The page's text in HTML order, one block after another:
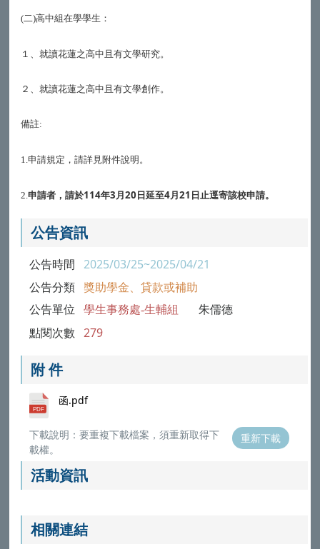
(二)高中組在學學生：
１、就讀花蓮之高中且有文學研究。
２、就讀花蓮之高中且有文學創作。
備註:
1.申請規定，請詳見附件說明。
2.申請者，請於114年3 月20 日延至4月21 日止逕寄該校申請。
公告資訊
公告時間 2025/03/25~2025/04/21
公告分類 獎助學金、貸款或補助
公告單位 學生事務處-生輔組 朱儒德
點閱次數 279
附 件
函.pdf
下載說明：要重複下載檔案，須重新取得下
載權。
重新下載
活動資訊
相關連結